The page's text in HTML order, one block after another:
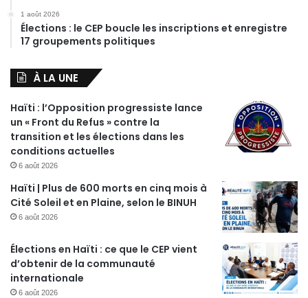
1 août 2026
Élections : le CEP boucle les inscriptions et enregistre
17 groupements politiques
À LA UNE
Haïti : l’Opposition progressiste lance
un « Front du Refus » contre la
transition et les élections dans les
conditions actuelles
6 août 2026
Haïti | Plus de 600 morts en cinq mois à
Cité Soleil et en Plaine, selon le BINUH
6 août 2026
Élections en Haïti : ce que le CEP vient
d’obtenir de la communauté
internationale
6 août 2026